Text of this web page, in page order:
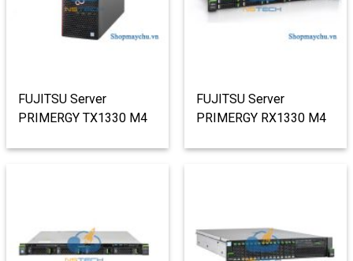
FUJITSU Server
PRIMERGY TX1330 M4
FUJITSU Server
PRIMERGY RX1330 M4